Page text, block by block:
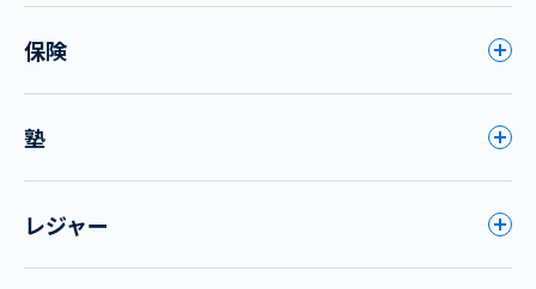
保険
塾
レジャー